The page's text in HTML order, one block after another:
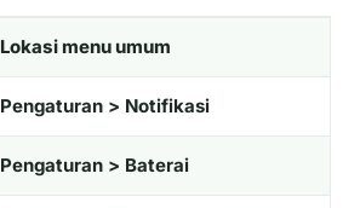
Lokasi menu umum
Pengaturan > Notifikasi
Pengaturan > Baterai